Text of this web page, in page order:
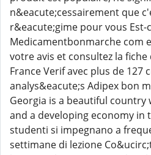
n&eacute;cessairement que
r&eacute;gime pour vous Est-
Medicamentbonmarche com
votre avis et consultez la
France Verif avec plus de 127
analys&eacute;s Adipex bon
Georgia is a beautiful country
and a developing economy in
studenti si impegnano a
settimane di lezione